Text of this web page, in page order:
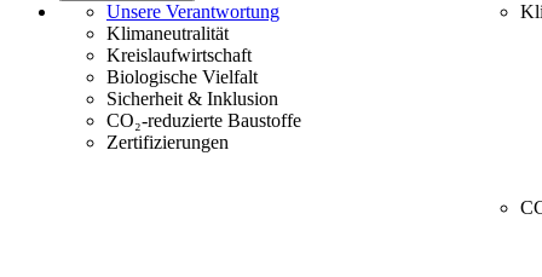
Unsere Verantwortung
Klimaneutralität
Kreislaufwirtschaft
Biologische Vielfalt
Sicherheit & Inklusion
CO₂-reduzierte Baustoffe
Zertifizierungen